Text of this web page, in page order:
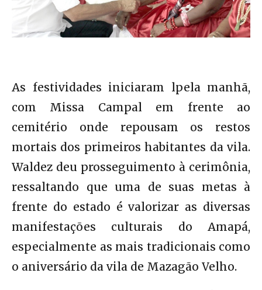
As festividades iniciaram lpela manhã,
com Missa Campal em frente ao
cemitério onde repousam os restos
mortais dos primeiros habitantes da vila.
Waldez deu prosseguimento à cerimônia,
ressaltando que uma de suas metas à
frente do estado é valorizar as diversas
manifestações culturais do Amapá,
especialmente as mais tradicionais como
o aniversário da vila de Mazagão Velho.